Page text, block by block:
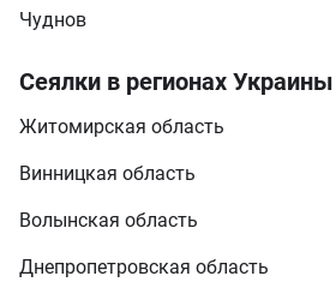
Чуднов
Сеялки в регионах Украины
Житомирская область
Винницкая область
Волынская область
Днепропетровская область